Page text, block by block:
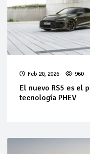
Feb 20, 2026 960
El nuevo RS5 es el
tecnología PHEV